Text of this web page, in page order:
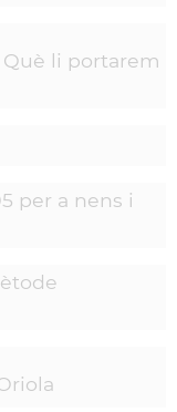
Què li portarem
per a nens i